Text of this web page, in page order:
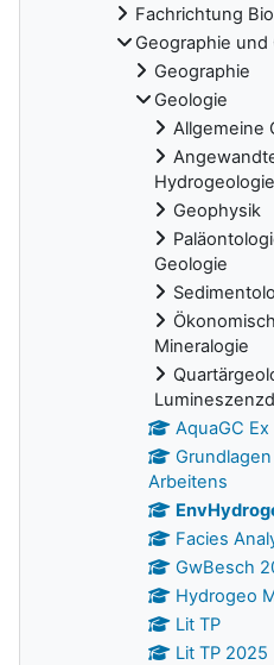
Fachrichtung
Geographie und
Geographie
Geologie
Allgemeine
Hydrogeologie
Geophysik
Geologie
Mineralogie
AquaGC
Arbeitens
Facies
GwBesch
Hydrogeo
Lit TP
Lit TP 2025